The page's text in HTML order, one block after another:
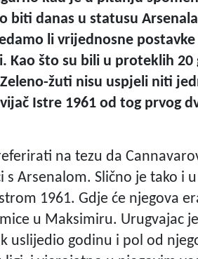
biti danas u statusu
li vrijednosne
što su bili u proteklih 20
žuti nisu uspjeli niti
Istre 1961 od tog prvog
na tezu da
Arsenalom. Slično je tako i
1961. Gdje će njegova
u Maksimiru. Urugvajac
uslijedio godinu i pol od